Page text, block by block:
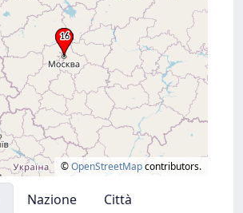
©OpenStreetMapcontributors.
Nazione
Città